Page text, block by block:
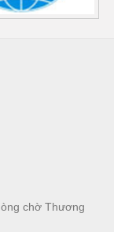
chờ Thương